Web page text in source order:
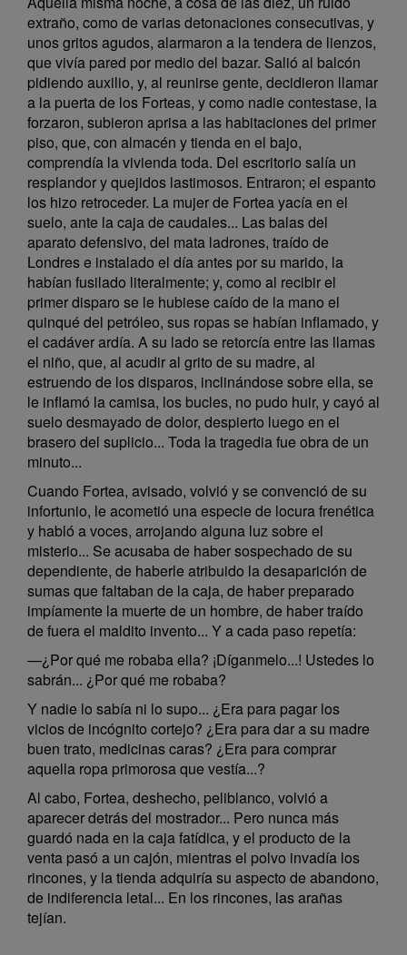
extraño, como de varias detonaciones consecutivas, y
unos gritos agudos, alarmaron a la tendera de lienzos,
que vivía pared por medio del bazar. Salió al balcón
pidiendo auxilio, y, al reunirse gente, decidieron llamar
a la puerta de los Forteas, y como nadie contestase, la
forzaron, subieron aprisa a las habitaciones del primer
piso, que, con almacén y tienda en el bajo,
comprendía la vivienda toda. Del escritorio salía un
resplandor y quejidos lastimosos. Entraron; el espanto
los hizo retroceder. La mujer de Fortea yacía en el
suelo, ante la caja de caudales... Las balas del
aparato defensivo, del mata ladrones, traído de
Londres e instalado el día antes por su marido, la
habían fusilado literalmente; y, como al recibir el
primer disparo se le hubiese caído de la mano el
quinqué del petróleo, sus ropas se habían inflamado, y
el cadáver ardía. A su lado se retorcía entre las llamas
el niño, que, al acudir al grito de su madre, al
estruendo de los disparos, inclinándose sobre ella, se
le inflamó la camisa, los bucles, no pudo huir, y cayó al
suelo desmayado de dolor, despierto luego en el
brasero del suplicio... Toda la tragedia fue obra de un
minuto...
Cuando Fortea, avisado, volvió y se convenció de su
infortunio, le acometió una especie de locura frenética
y habló a voces, arrojando alguna luz sobre el
misterio... Se acusaba de haber sospechado de su
dependiente, de haberle atribuido la desaparición de
sumas que faltaban de la caja, de haber preparado
impíamente la muerte de un hombre, de haber traído
de fuera el maldito invento... Y a cada paso repetía:
—¿Por qué me robaba ella? ¡Díganmelo...! Ustedes lo
sabrán... ¿Por qué me robaba?
Y nadie lo sabía ni lo supo... ¿Era para pagar los
vicios de incógnito cortejo? ¿Era para dar a su madre
buen trato, medicinas caras? ¿Era para comprar
aquella ropa primorosa que vestía...?
Al cabo, Fortea, deshecho, peliblanco, volvió a
aparecer detrás del mostrador... Pero nunca más
guardó nada en la caja fatídica, y el producto de la
venta pasó a un cajón, mientras el polvo invadía los
rincones, y la tienda adquiría su aspecto de abandono,
de indiferencia letal... En los rincones, las arañas
tejían.